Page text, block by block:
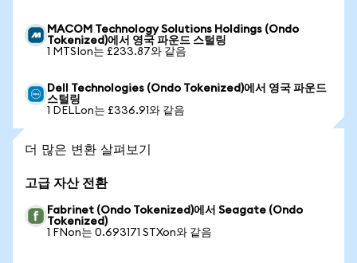
MACOM Technology Solutions Holdings (Ondo
Tokenized)에서 영국 파운드 스털링
1 MTSIon는 £233.87와 같음
Dell Technologies (Ondo Tokenized)에서 영국 파운드
스털링
1 DELLon는 £336.91와 같음
더 많은 변환 살펴보기
고급 자산 전환
Fabrinet (Ondo Tokenized)에서 Seagate (Ondo
Tokenized)
1 FNon는 0.693171 STXon와 같음